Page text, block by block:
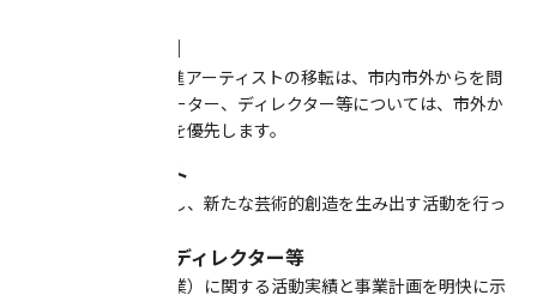
【選考のポイント】
前提条件として、新進アーティストの移転は、市内市外からを問
いませんが、クリエーター、ディレクター等については、市外か
らの移転である場合を優先します。
■新進アーティスト
・同時代の視点を有し、新たな芸術的創造を生み出す活動を行っ
■クリエーター・ディレクター等
・ビジネス（創造産業）に関する活動実績と事業計画を明快に示